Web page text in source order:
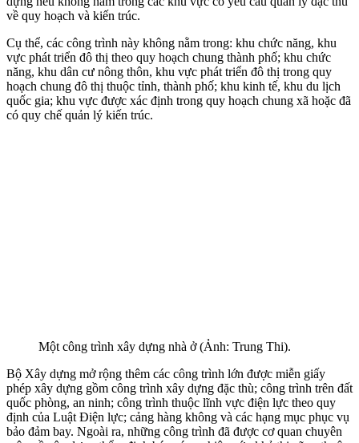
về quy hoạch và kiến trúc.
Cụ thể, các công trình này không nằm trong: khu chức năng, khu
vực phát triển đô thị theo quy hoạch chung thành phố; khu chức
năng, khu dân cư nông thôn, khu vực phát triển đô thị trong quy
hoạch chung đô thị thuộc tỉnh, thành phố; khu kinh tế, khu du lịch
quốc gia; khu vực được xác định trong quy hoạch chung xã hoặc đã
có quy chế quản lý kiến trúc.
Một công trình xây dựng nhà ở (Ảnh: Trung Thi).
Bộ Xây dựng mở rộng thêm các công trình lớn được miễn giấy
phép xây dựng gồm công trình xây dựng đặc thù; công trình trên đất
quốc phòng, an ninh; công trình thuộc lĩnh vực điện lực theo quy
định của Luật Điện lực; cảng hàng không và các hạng mục phục vụ
bảo đảm bay. Ngoài ra, những công trình đã được cơ quan chuyên